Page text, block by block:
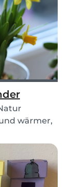
wärmer,